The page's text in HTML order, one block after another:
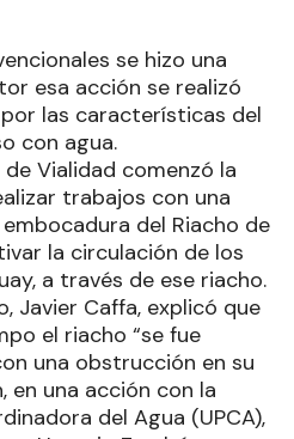
se hizo una
esa acción se realizó
las características del
con agua.
Vialidad comenzó la
trabajos con una
del Riacho de
la circulación de los
a través de ese riacho.
Javier Caffa, explicó que
el riacho “se fue
una obstrucción en su
en una acción con la
del Agua (UPCA),